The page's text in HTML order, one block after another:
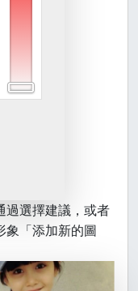
過選擇建議，或者
象「添加新的圖